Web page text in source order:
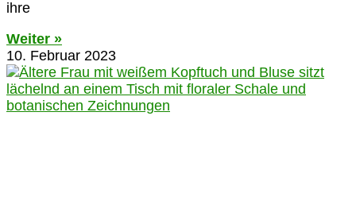
ihre
Weiter »
10. Februar 2023